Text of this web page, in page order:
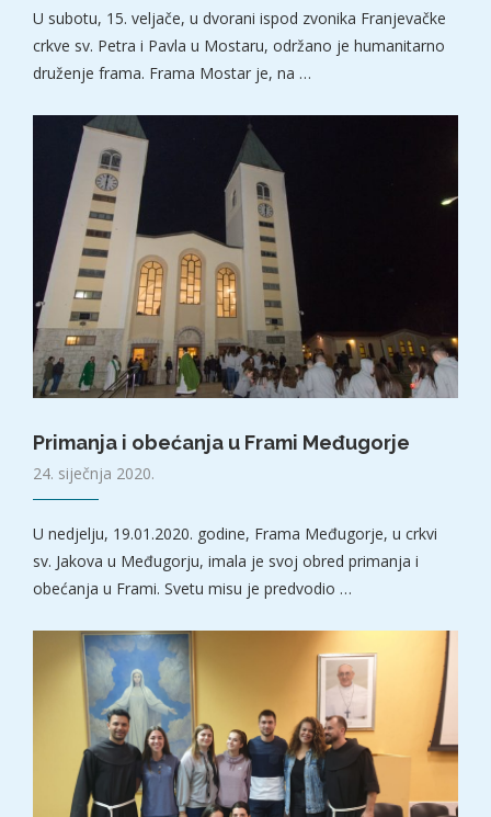
U subotu, 15. veljače, u dvorani ispod zvonika Franjevačke
crkve sv. Petra i Pavla u Mostaru, održano je humanitarno
druženje frama. Frama Mostar je, na …
Primanja i obećanja u Frami Međugorje
24. siječnja 2020.
U nedjelju, 19.01.2020. godine, Frama Međugorje, u crkvi
sv. Jakova u Međugorju, imala je svoj obred primanja i
obećanja u Frami. Svetu misu je predvodio …